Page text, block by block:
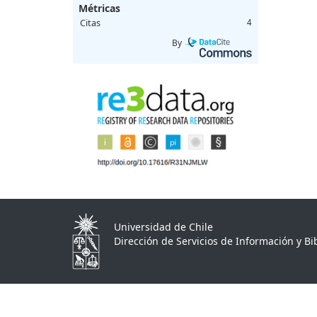
Métricas
Citas 4
By
Universidad de Chile
Dirección de Servicios de Información y